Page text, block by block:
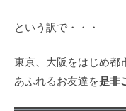
という訳で・・・
東京、大阪をはじめ都
あふれるお友達を是非